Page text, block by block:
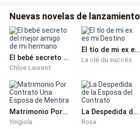
Nuevas novelas de lanzamiento
El bebé secreto del mejor amigo de mi hermano
Chloe Laurent
El tío de mi ex es mi Destino
La clé du succès
Matrimonio Por Contrato Una Esposa de Mentira
Yingiola
La Despedida de la Esposa del Contrato
Rosa